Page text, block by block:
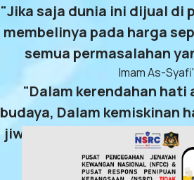
"Jika saja dunia ini dijual di
membelinya pada harga
semua permasalahan
Imam As-
"Dalam kerendahan hati
budaya, Dalam kemiskinan
jiwa, Dalam kesempitan
ilmu"